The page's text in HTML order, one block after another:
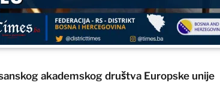
akademskog društva Europske unije